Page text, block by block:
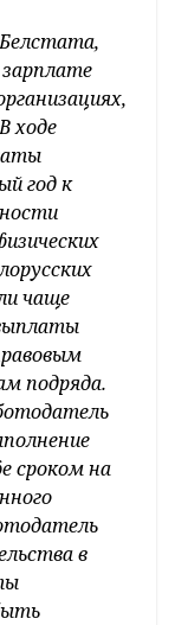
ходе
год к
чаще
подряда.
сроком на
в